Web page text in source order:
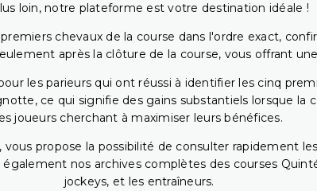
loin, notre plateforme est votre destination idéale !
chevaux de la course dans l'ordre exact,
après la clôture de la course, vous offrant
les parieurs qui ont réussi à identifier les cinq
ce qui signifie des gains substantiels lorsque
les joueurs cherchant à maximiser leurs bénéfices.
vous propose la possibilité de consulter rapidement
nos archives complètes des courses
jockeys, et les entraîneurs.